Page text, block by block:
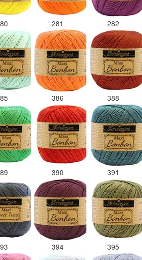
281 282
386 388
390 391
394 395